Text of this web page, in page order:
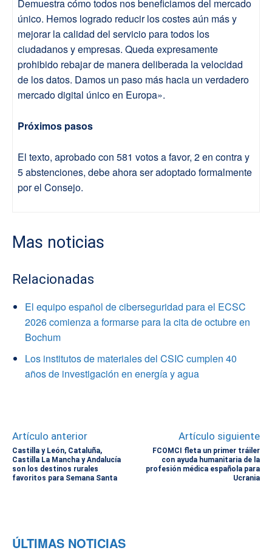
Demuestra cómo todos nos beneficiamos del mercado
único. Hemos logrado reducir los costes aún más y
mejorar la calidad del servicio para todos los
ciudadanos y empresas. Queda expresamente
prohibido rebajar de manera deliberada la velocidad
de los datos. Damos un paso más hacia un verdadero
mercado digital único en Europa».
Próximos pasos
El texto, aprobado con 581 votos a favor, 2 en contra y
5 abstenciones, debe ahora ser adoptado formalmente
por el Consejo.
Mas noticias
Relacionadas
El equipo español de ciberseguridad para el ECSC
2026 comienza a formarse para la cita de octubre en
Bochum
Los institutos de materiales del CSIC cumplen 40
años de investigación en energía y agua
Artículo anterior
Castilla y León, Cataluña,
Castilla La Mancha y Andalucía
son los destinos rurales
favoritos para Semana Santa
Artículo siguiente
FCOMCI fleta un primer tráiler
con ayuda humanitaria de la
profesión médica española para
Ucrania
ÚLTIMAS NOTICIAS